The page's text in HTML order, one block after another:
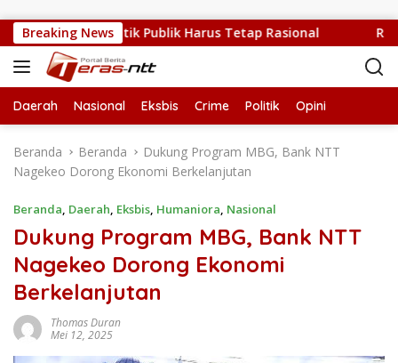
Breaking News
Sulit, Kritik Publik Harus Tetap Rasional RUPS
Daerah Nasional Eksbis Crime Politik Opini
Beranda Beranda
Dukung Program MBG, Bank NTT
Nagekeo Dorong Ekonomi Berkelanjutan
Beranda, Daerah, Eksbis, Humaniora, Nasional
Dukung Program MBG, Bank NTT
Nagekeo Dorong Ekonomi
Berkelanjutan
Thomas Duran
Mei 12, 2025